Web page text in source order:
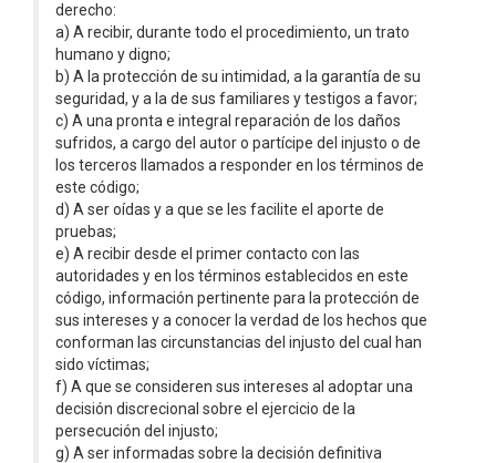
derecho:
a) A recibir, durante todo el procedimiento, un trato
humano y digno;
b) A la protección de su intimidad, a la garantía de su
seguridad, y a la de sus familiares y testigos a favor;
c) A una pronta e integral reparación de los daños
sufridos, a cargo del autor o partícipe del injusto o de
los terceros llamados a responder en los términos de
este código;
d) A ser oídas y a que se les facilite el aporte de
pruebas;
e) A recibir desde el primer contacto con las
autoridades y en los términos establecidos en este
código, información pertinente para la protección de
sus intereses y a conocer la verdad de los hechos que
conforman las circunstancias del injusto del cual han
sido víctimas;
f) A que se consideren sus intereses al adoptar una
decisión discrecional sobre el ejercicio de la
persecución del injusto;
g) A ser informadas sobre la decisión definitiva